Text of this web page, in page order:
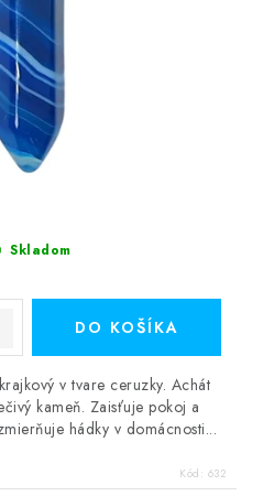
Skladom
DO KOŠÍKA
v tvare ceruzky. Achát
kameň. Zaisťuje pokoj a
hádky v domácnosti...
Kód: 632